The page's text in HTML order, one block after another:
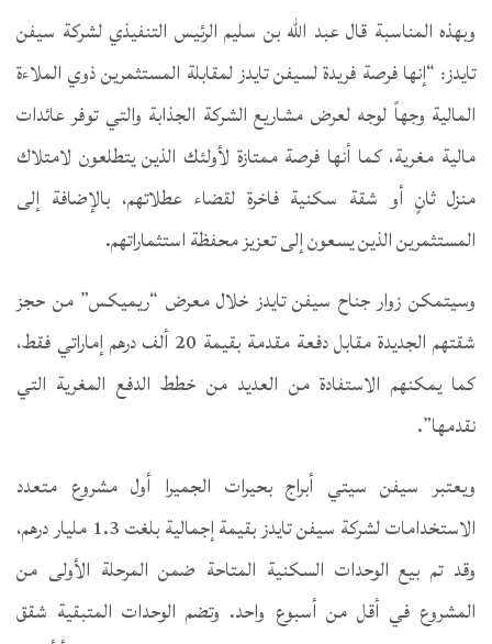
وبهذه المناسبة قال عبد الله بن سليم الرئيس التنفيذي لشركة سيفن
تايدز: “إنها فرصة فريدة لسيفن تايدز لمقابلة المستثمرين ذوي الملاءة
المالية وجهاً لوجه لعرض مشاريع الشركة الجذابة والتي توفر عائدات
مالية مغرية، كما أنها فرصة ممتازة لأولئك الذين يتطلعون لامتلاك
منزل ثانٍ أو شقة سكنية فاخرة لقضاء عطلاتهم، بالإضافة إلى
المستثمرين الذين يسعون إلى تعزيز محفظة استثماراتهم.
وسيتمكن زوار جناح سيفن تايدز خلال معرض “ريميكس” من حجز
شقتهم الجديدة مقابل دفعة مقدمة بقيمة 20 ألف درهم إماراتي فقط،
كما يمكنهم الاستفادة من العديد من خطط الدفع المغرية التي
نقدمها”.
ويعتبر سيفن سيتي أبراج بحيرات الجميرا أول مشروع متعدد
الاستخدامات لشركة سيفن تايدز بقيمة إجمالية بلغت 1.3 مليار درهم،
وقد تم بيع الوحدات السكنية المتاحة ضمن المرحلة الأولى من
المشروع في أقل من أسبوع واحد. وتضم الوحدات المتبقية شقق